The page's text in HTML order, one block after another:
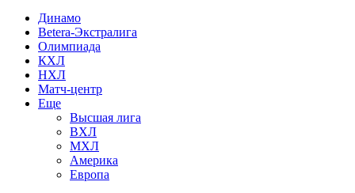
Динамо
Betera-Экстралига
Олимпиада
КХЛ
НХЛ
Матч-центр
Еще
Высшая лига
ВХЛ
МХЛ
Америка
Европа